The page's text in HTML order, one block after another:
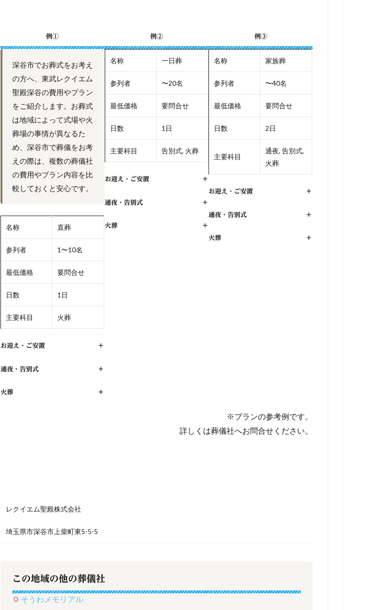
例①
深谷市でお葬式をお考え
の方へ、東武レクイエム
聖殿深谷の費用やプラン
をご紹介します。お葬式
は地域によって式場や火
葬場の事情が異なるた
め、深谷市で葬儀をお考
えの際は、複数の葬儀社
の費用やプラン内容を比
較しておくと安心です。
名称 直葬
参列者 1〜10名
最低価格 要問合せ
日数 1日
主要科目 火葬
お迎え・ご安置 +
通夜・告別式 +
火葬 +
例②
名称 一日葬
参列者 〜20名
最低価格 要問合せ
日数 1日
主要科目 告別式, 火葬
お迎え・ご安置 +
通夜・告別式 +
火葬 +
例③
名称 家族葬
参列者 〜40名
最低価格 要問合せ
日数 2日
主要科目
通夜, 告別式,
火葬
お迎え・ご安置 +
通夜・告別式 +
火葬 +
※プランの参考例です。
詳しくは葬儀社へお問合せください。
レクイエム聖殿株式会社
埼玉県市深谷市上柴町東5-5-5
この地域の他の葬儀社
そうわメモリアル